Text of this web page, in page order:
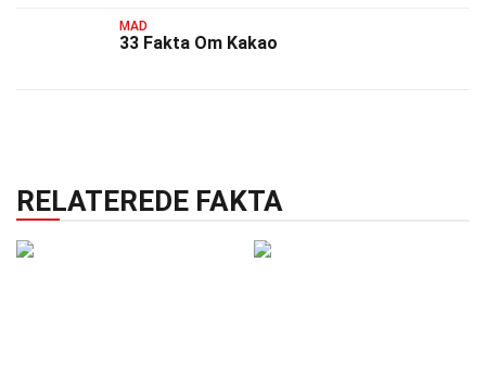
MAD
33 Fakta Om Kakao
RELATEREDE FAKTA